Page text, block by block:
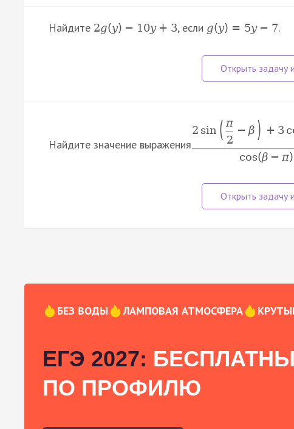
Найдите 2g(y) − 10y + 3, если g(y) = 5y − 7.
Найдите значение выражения
2 sin ( π
2
− β ) + 3
cos(β − π)
БЕЗ ВОДЫ ЛАМПОВАЯ АТМОСФЕРА
ЕГЭ 2027:
ПО ПРОФИЛЮ